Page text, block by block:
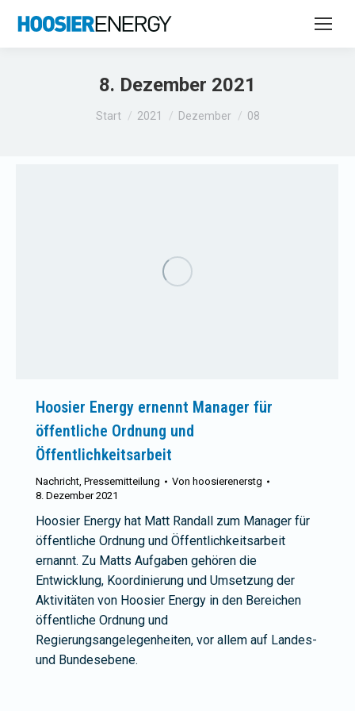
8. Dezember 2021
Sie befinden sich hier:
Start 2021 Dezember 08
Hoosier Energy ernennt Manager für
öffentliche Ordnung und
Öffentlichkeitsarbeit
Nachricht, Pressemitteilung Von hoosierenerstg
8. Dezember 2021
Hoosier Energy hat Matt Randall zum Manager für
öffentliche Ordnung und Öffentlichkeitsarbeit
ernannt. Zu Matts Aufgaben gehören die
Entwicklung, Koordinierung und Umsetzung der
Aktivitäten von Hoosier Energy in den Bereichen
öffentliche Ordnung und
Regierungsangelegenheiten, vor allem auf Landes-
und Bundesebene.